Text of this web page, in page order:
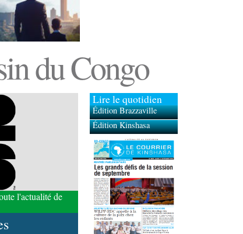
du Congo
l'actualité de
Lire le quotidien
Édition Brazzaville
Édition Kinshasa